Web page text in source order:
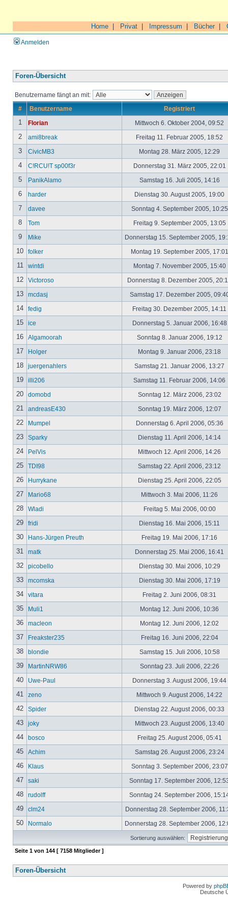
Home Privat Impressum Bücher|
Anmelden
Foren-Übersicht
Benutzername fängt an mit:
# Benutzername Registriert
1 Florian Mittwoch 6. Oktober 2004, 09:52
2 ami8break Freitag 11. Februar 2005, 18:52
3 CivicMB3 Montag 28. März 2005, 12:29
4 C!RCU!T sp00f3r Donnerstag 31. März 2005, 22:01
5 PanikAlamo Samstag 16. Juli 2005, 14:16
6 harder Dienstag 30. August 2005, 19:00
7 davee Sonntag 4. September 2005,
8 Tom Freitag 9. September 2005, 13:05
9 Mike Donnerstag 15. September 2005,
10 folker Montag 19. September 2005,
11 wintdi Montag 7. November 2005, 15:40
12 Victoroso Donnerstag 8. Dezember 2005,
13 mcdasj Samstag 17. Dezember 2005,
14 fedig Freitag 30. Dezember 2005, 14:11
15 ice Donnerstag 5. Januar 2006, 16:48
16 Algamoorah Sonntag 8. Januar 2006, 19:12
17 Holger Montag 9. Januar 2006, 23:18
18 juergenahlers Samstag 21. Januar 2006, 13:27
19 illi206 Samstag 11. Februar 2006, 14:06
20 domobd Sonntag 12. März 2006, 23:02
21 andreasE430 Sonntag 19. März 2006, 12:07
22 Mumpel Donnerstag 6. April 2006, 05:36
23 Sparky Dienstag 11. April 2006, 14:14
24 PelVis Mittwoch 12. April 2006, 14:26
25 TDI98 Samstag 22. April 2006, 23:12
26 Hurrykane Dienstag 25. April 2006, 22:05
27 Mario68 Mittwoch 3. Mai 2006, 11:26
28 Wladi Freitag 5. Mai 2006, 00:00
29 fridi Dienstag 16. Mai 2006, 15:11
30 Hans-Jürgen Preuth Freitag 19. Mai 2006, 17:16
31 matk Donnerstag 25. Mai 2006, 16:41
32 picobello Dienstag 30. Mai 2006, 10:29
33 mcomska Dienstag 30. Mai 2006, 17:19
34 vitara Freitag 2. Juni 2006, 08:31
35 Muli1 Montag 12. Juni 2006, 10:36
36 macleon Montag 12. Juni 2006, 12:02
37 Freakster235 Freitag 16. Juni 2006, 22:04
38 blondie Samstag 15. Juli 2006, 10:58
39 MartinNRW86 Sonntag 23. Juli 2006, 22:26
40 Uwe-Paul Donnerstag 3. August 2006, 19:44
41 zeno Mittwoch 9. August 2006, 14:22
42 Spider Dienstag 22. August 2006, 00:33
43 joky Mittwoch 23. August 2006, 13:40
44 bosco Freitag 25. August 2006, 05:41
45 Achim Samstag 26. August 2006, 23:24
46 Klaus Sonntag 3. September 2006,
47 saki Sonntag 17. September 2006,
48 rudolff Sonntag 24. September 2006,
49 clm24 Donnerstag 28. September 2006,
50 Normalo Donnerstag 28. September 2006,
Sortierung auswählen:
Seite 1 von 144 [ 7158 Mitglieder ]
Foren-Übersicht
Powered by
Deutsche